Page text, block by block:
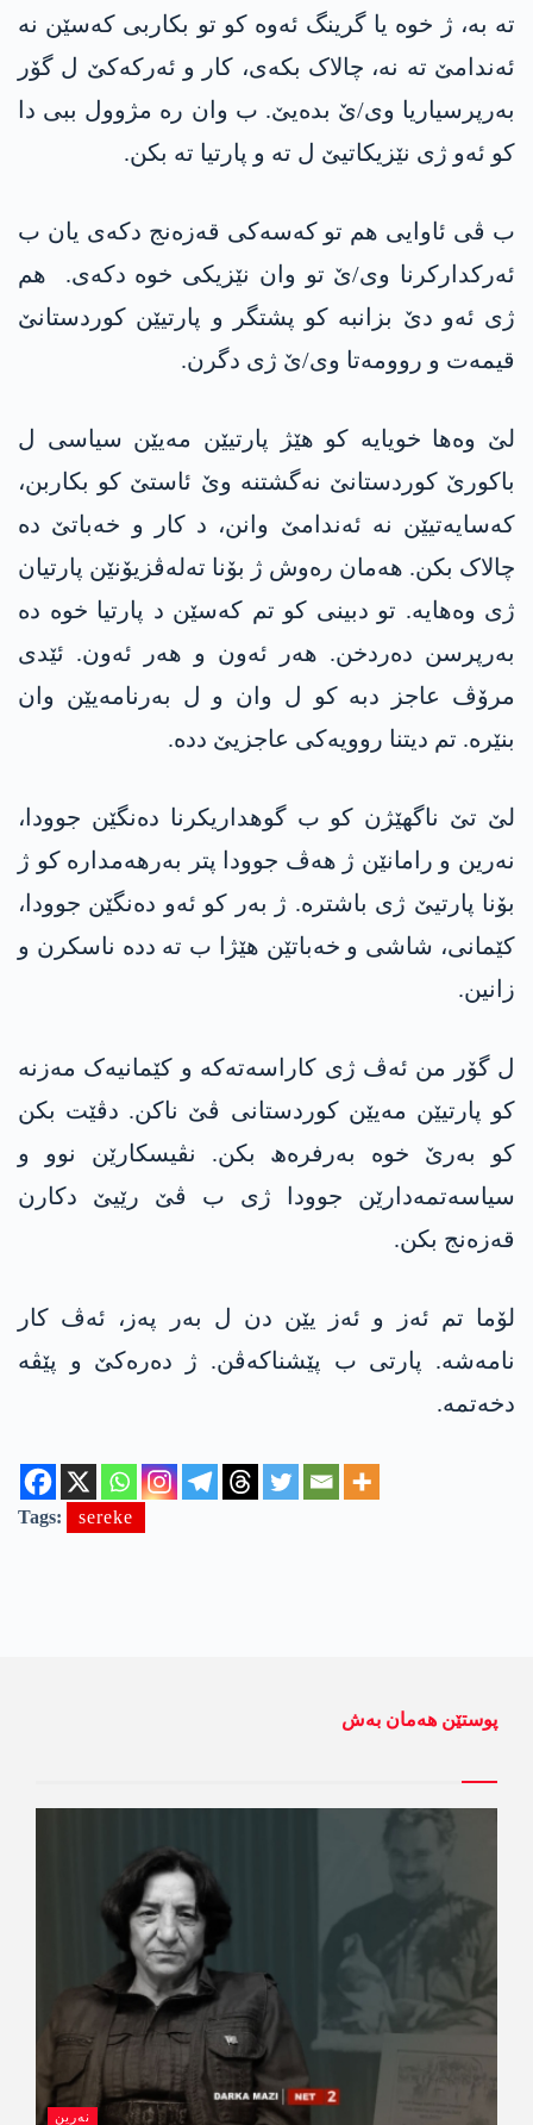
تە بە، ژ خوە یا گرینگ ئەوە کو تو بکاربی کەسێن نە
ئەندامێ تە نە، چالاک بکەی، کار و ئەرکەکێ ل گۆر
بەرپرسیاریا وی/ێ بدەیێ. ب وان رە مژوول ببی دا
کو ئەو ژی نێزیکاتیێ ل تە و پارتیا تە بکن.
ب ڤی ئاوایی ھم تو کەسەکی قەزەنج دکەی یان ب
ئەرکدارکرنا وی/ێ تو وان نێزیکی خوە دکەی. ھم
ژی ئەو دێ بزانبە کو پشتگر و پارتیێن کوردستانێ
قیمەت و روومەتا وی/ێ ژی دگرن.
لێ وەھا خویایە کو ھێژ پارتیێن مەیێن سیاسی ل
باکورێ کوردستانێ نەگشتنە وێ ئاستێ کو بکاربن،
کەسایەتیێن نە ئەندامێ وانن، د کار و خەباتێ دە
چالاک بکن. هەمان رەوش ژ بۆنا تەلەڤزیۆنێن پارتیان
ژی وەھایە. تو دبینی کو تم کەسێن د پارتیا خوە دە
بەرپرسن دەردخن. ھەر ئەون و ھەر ئەون. ئێدی
مرۆڤ عاجز دبە کو ل وان و ل بەرنامەیێن وان
بنێرە. تم دیتنا روویەکی عاجزیێ ددە.
لێ تێ ناگھێژن کو ب گوھداریکرنا دەنگێن جوودا،
نەرین و رامانێن ژ ھەڤ جوودا پتر بەرھەمدارە کو ژ
بۆنا پارتیێ ژی باشترە. ژ بەر کو ئەو دەنگێن جوودا،
کێمانی، شاشی و خەباتێن ھێژا ب تە ددە ناسکرن و
زانین.
ل گۆر من ئەڤ ژی کاراسەتەکە و کێمانیەک مەزنە
کو پارتیێن مەیێن کوردستانی ڤێ ناکن. دڤێت بکن
کو بەرێ خوە بەرفرەھ بکن. نڤیسکارێن نوو و
سیاسەتمەدارێن جوودا ژی ب ڤێ رێیێ دکارن
قەزەنج بکن.
لۆما تم ئەز و ئەز یێن دن ل بەر پەز، ئەڤ کار
نامەشە. پارتی ب پێشناکەڤن. ژ دەرەکێ و پێڤە
دخەتمە.
Tags: sereke
پوستێن ھەمان بەش
نەرین